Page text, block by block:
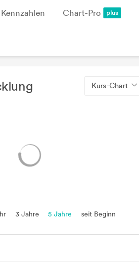
Chart-Pro
Kurs-Chart
3 Jahre 5 Jahre seit Beginn